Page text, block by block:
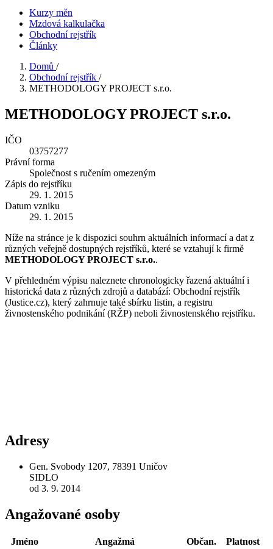
Kurzy měn
Mzdová kalkulačka
Obchodní rejstřík
Články
Domů /
Obchodní rejstřík /
METHODOLOGY PROJECT s.r.o.
METHODOLOGY PROJECT s.r.o.
IČO
03757277
Právní forma
Společnost s ručením omezeným
Zápis do rejstříku
29. 1. 2015
Datum vzniku
29. 1. 2015
Níže na stránce je k dispozici souhrn aktuálních informací a dat z
různých veřejně dostupných rejstříků, které se vztahují k firmě
METHODOLOGY PROJECT s.r.o..
V přehledném výpisu naleznete chronologicky řazená aktuální i
historická data z různých zdrojů a databází: Obchodní rejstřík
(Justice.cz), který zahrnuje také sbírku listin, a registru
živnostenského podnikání (RŽP) neboli živnostenského rejstříku.
Adresy
Gen. Svobody 1207, 78391 Uničov
SIDLO
od 3. 9. 2014
Angažované osoby
Jméno Angažmá Občan.
Platnost